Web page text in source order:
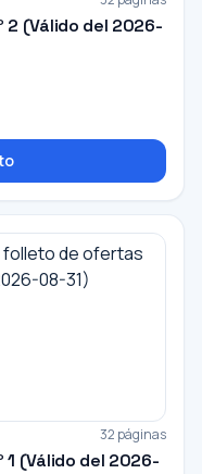
(Válido del 2026-
32 páginas
(Válido del 2026-